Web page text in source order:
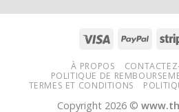
À PROPOS
POLITIQUE DE
TERMES ET CONDITIONS
Copyright 2026 ©